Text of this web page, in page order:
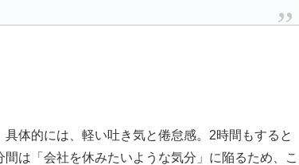
体的には、軽い吐き気と倦怠感。2時間もすると
は「会社を休みたいような気分」に陥るため、こ